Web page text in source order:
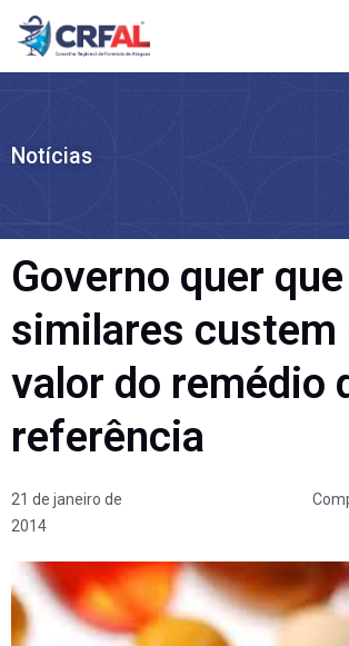
Ir
para
Notícias
Governo quer que
similares custem
valor do remédio
referência
21 de janeiro de
2014